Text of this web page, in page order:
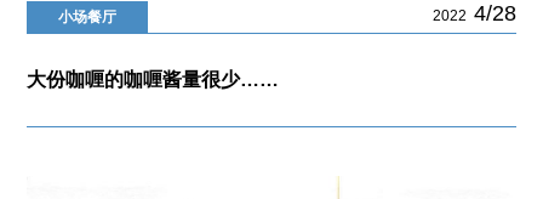
小场餐厅 2022 4/28
大份咖喱的咖喱酱量很少……